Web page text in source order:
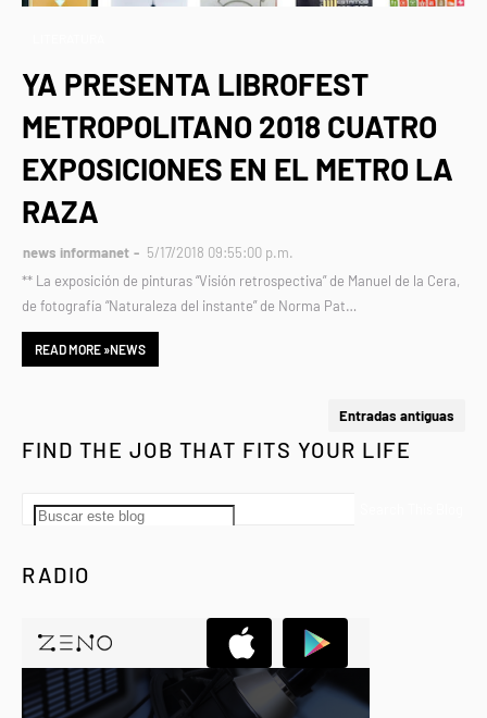
YA PRESENTA LIBROFEST
METROPOLITANO 2018 CUATRO
EXPOSICIONES EN EL METRO LA
RAZA
news informanet
5/17/2018 09:55:00 p.m.
** La exposición de pinturas “Visión retrospectiva” de Manuel de la Cera,
de fotografía “Naturaleza del instante” de Norma Pat…
READ MORE »NEWS
Entradas antiguas
FIND THE JOB THAT FITS YOUR LIFE
RADIO